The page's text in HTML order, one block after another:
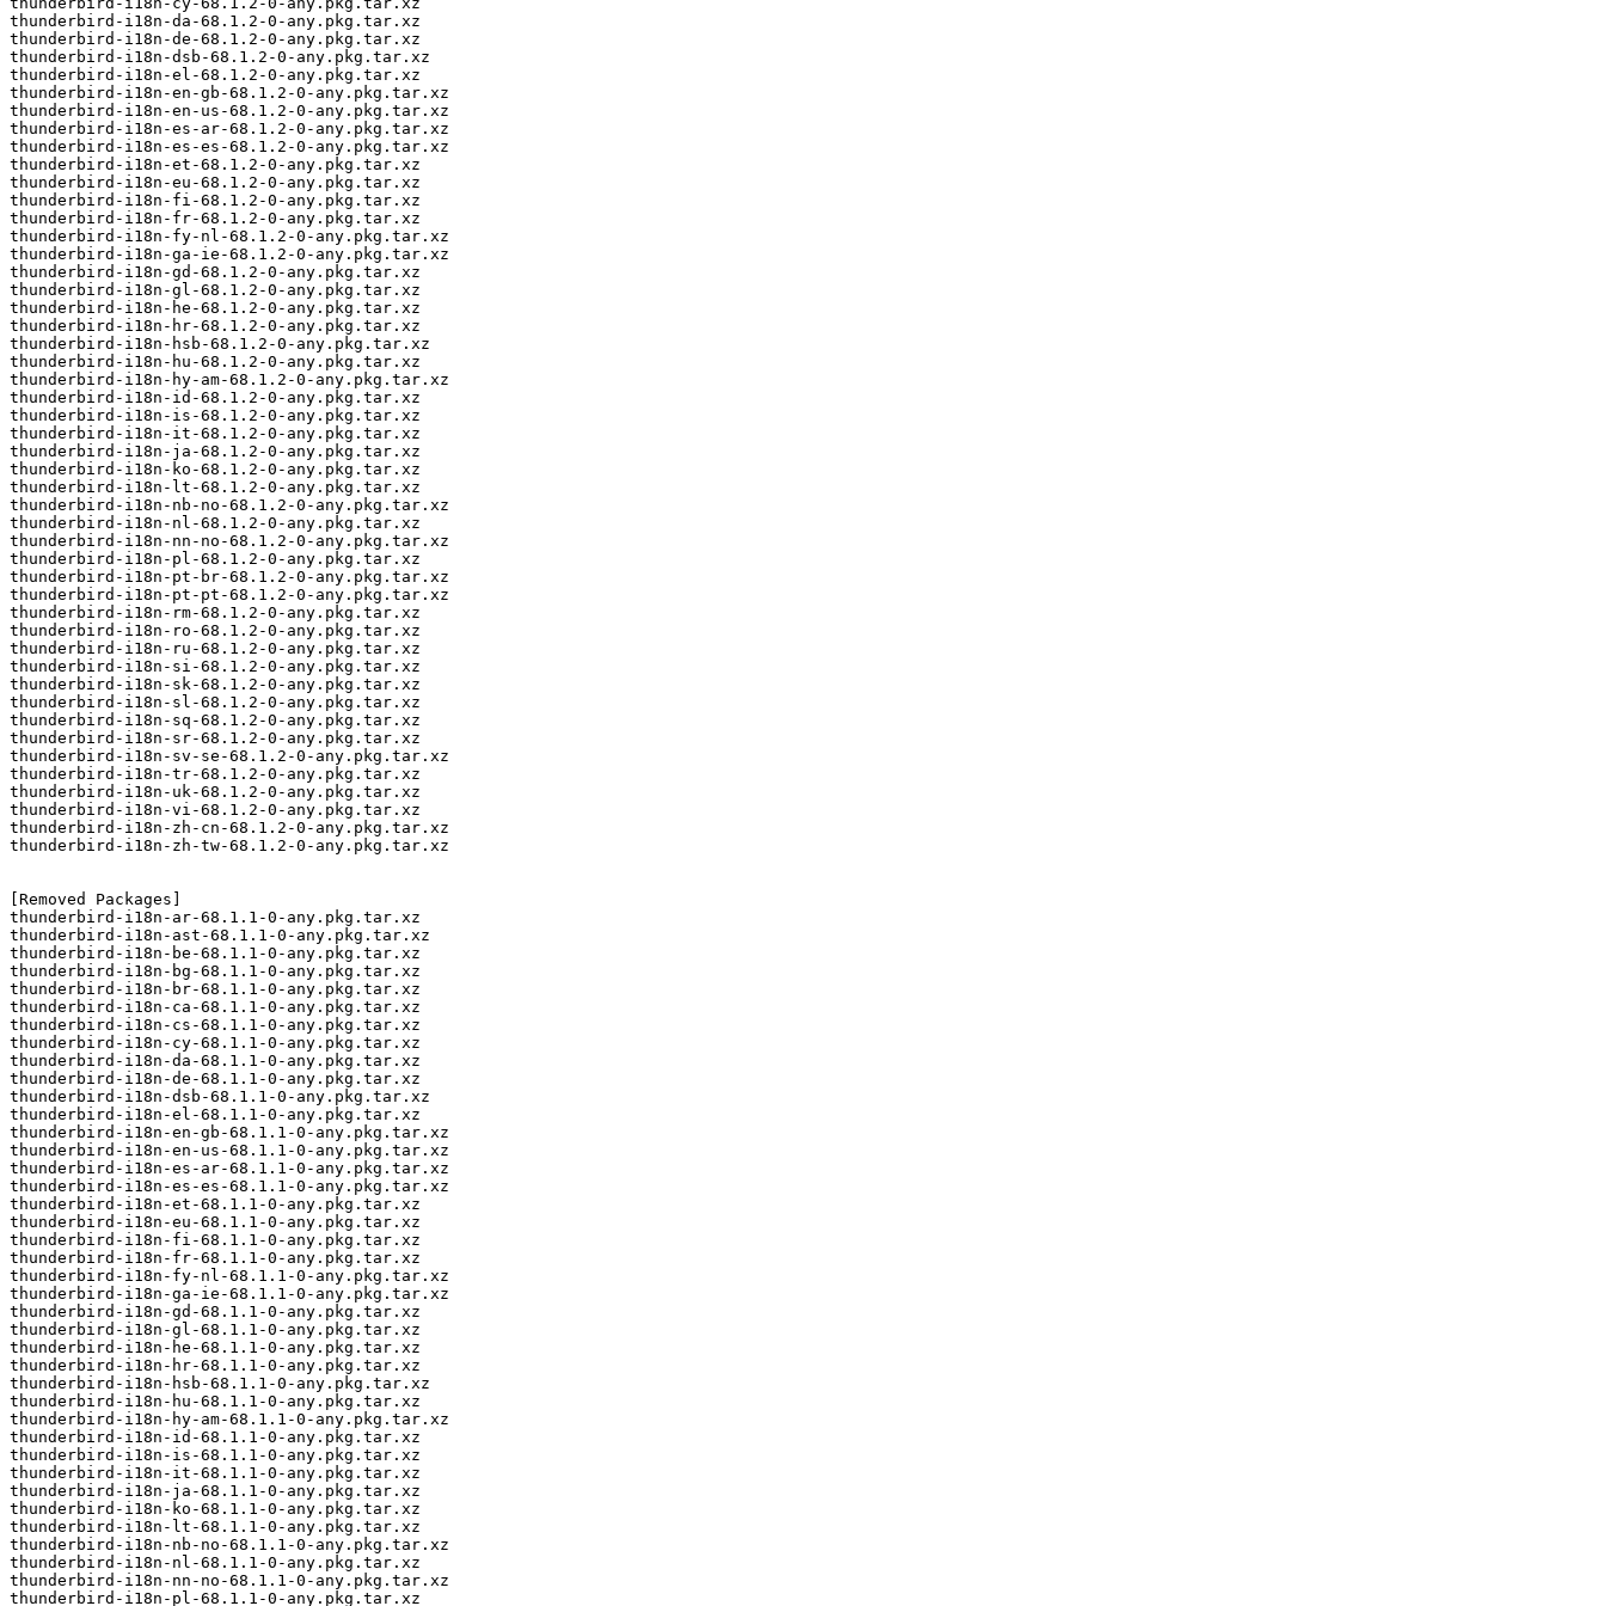
thunderbird-i18n-da-68.1.2-0-any.pkg.tar.xz
thunderbird-i18n-de-68.1.2-0-any.pkg.tar.xz
thunderbird-i18n-dsb-68.1.2-0-any.pkg.tar.xz
thunderbird-i18n-el-68.1.2-0-any.pkg.tar.xz
thunderbird-i18n-en-gb-68.1.2-0-any.pkg.tar.xz
thunderbird-i18n-en-us-68.1.2-0-any.pkg.tar.xz
thunderbird-i18n-es-ar-68.1.2-0-any.pkg.tar.xz
thunderbird-i18n-es-es-68.1.2-0-any.pkg.tar.xz
thunderbird-i18n-et-68.1.2-0-any.pkg.tar.xz
thunderbird-i18n-eu-68.1.2-0-any.pkg.tar.xz
thunderbird-i18n-fi-68.1.2-0-any.pkg.tar.xz
thunderbird-i18n-fr-68.1.2-0-any.pkg.tar.xz
thunderbird-i18n-fy-nl-68.1.2-0-any.pkg.tar.xz
thunderbird-i18n-ga-ie-68.1.2-0-any.pkg.tar.xz
thunderbird-i18n-gd-68.1.2-0-any.pkg.tar.xz
thunderbird-i18n-gl-68.1.2-0-any.pkg.tar.xz
thunderbird-i18n-he-68.1.2-0-any.pkg.tar.xz
thunderbird-i18n-hr-68.1.2-0-any.pkg.tar.xz
thunderbird-i18n-hsb-68.1.2-0-any.pkg.tar.xz
thunderbird-i18n-hu-68.1.2-0-any.pkg.tar.xz
thunderbird-i18n-hy-am-68.1.2-0-any.pkg.tar.xz
thunderbird-i18n-id-68.1.2-0-any.pkg.tar.xz
thunderbird-i18n-is-68.1.2-0-any.pkg.tar.xz
thunderbird-i18n-it-68.1.2-0-any.pkg.tar.xz
thunderbird-i18n-ja-68.1.2-0-any.pkg.tar.xz
thunderbird-i18n-ko-68.1.2-0-any.pkg.tar.xz
thunderbird-i18n-lt-68.1.2-0-any.pkg.tar.xz
thunderbird-i18n-nb-no-68.1.2-0-any.pkg.tar.xz
thunderbird-i18n-nl-68.1.2-0-any.pkg.tar.xz
thunderbird-i18n-nn-no-68.1.2-0-any.pkg.tar.xz
thunderbird-i18n-pl-68.1.2-0-any.pkg.tar.xz
thunderbird-i18n-pt-br-68.1.2-0-any.pkg.tar.xz
thunderbird-i18n-pt-pt-68.1.2-0-any.pkg.tar.xz
thunderbird-i18n-rm-68.1.2-0-any.pkg.tar.xz
thunderbird-i18n-ro-68.1.2-0-any.pkg.tar.xz
thunderbird-i18n-ru-68.1.2-0-any.pkg.tar.xz
thunderbird-i18n-si-68.1.2-0-any.pkg.tar.xz
thunderbird-i18n-sk-68.1.2-0-any.pkg.tar.xz
thunderbird-i18n-sl-68.1.2-0-any.pkg.tar.xz
thunderbird-i18n-sq-68.1.2-0-any.pkg.tar.xz
thunderbird-i18n-sr-68.1.2-0-any.pkg.tar.xz
thunderbird-i18n-sv-se-68.1.2-0-any.pkg.tar.xz
thunderbird-i18n-tr-68.1.2-0-any.pkg.tar.xz
thunderbird-i18n-uk-68.1.2-0-any.pkg.tar.xz
thunderbird-i18n-vi-68.1.2-0-any.pkg.tar.xz
thunderbird-i18n-zh-cn-68.1.2-0-any.pkg.tar.xz
thunderbird-i18n-zh-tw-68.1.2-0-any.pkg.tar.xz
[Removed Packages]
thunderbird-i18n-ar-68.1.1-0-any.pkg.tar.xz
thunderbird-i18n-ast-68.1.1-0-any.pkg.tar.xz
thunderbird-i18n-be-68.1.1-0-any.pkg.tar.xz
thunderbird-i18n-bg-68.1.1-0-any.pkg.tar.xz
thunderbird-i18n-br-68.1.1-0-any.pkg.tar.xz
thunderbird-i18n-ca-68.1.1-0-any.pkg.tar.xz
thunderbird-i18n-cs-68.1.1-0-any.pkg.tar.xz
thunderbird-i18n-cy-68.1.1-0-any.pkg.tar.xz
thunderbird-i18n-da-68.1.1-0-any.pkg.tar.xz
thunderbird-i18n-de-68.1.1-0-any.pkg.tar.xz
thunderbird-i18n-dsb-68.1.1-0-any.pkg.tar.xz
thunderbird-i18n-el-68.1.1-0-any.pkg.tar.xz
thunderbird-i18n-en-gb-68.1.1-0-any.pkg.tar.xz
thunderbird-i18n-en-us-68.1.1-0-any.pkg.tar.xz
thunderbird-i18n-es-ar-68.1.1-0-any.pkg.tar.xz
thunderbird-i18n-es-es-68.1.1-0-any.pkg.tar.xz
thunderbird-i18n-et-68.1.1-0-any.pkg.tar.xz
thunderbird-i18n-eu-68.1.1-0-any.pkg.tar.xz
thunderbird-i18n-fi-68.1.1-0-any.pkg.tar.xz
thunderbird-i18n-fr-68.1.1-0-any.pkg.tar.xz
thunderbird-i18n-fy-nl-68.1.1-0-any.pkg.tar.xz
thunderbird-i18n-ga-ie-68.1.1-0-any.pkg.tar.xz
thunderbird-i18n-gd-68.1.1-0-any.pkg.tar.xz
thunderbird-i18n-gl-68.1.1-0-any.pkg.tar.xz
thunderbird-i18n-he-68.1.1-0-any.pkg.tar.xz
thunderbird-i18n-hr-68.1.1-0-any.pkg.tar.xz
thunderbird-i18n-hsb-68.1.1-0-any.pkg.tar.xz
thunderbird-i18n-hu-68.1.1-0-any.pkg.tar.xz
thunderbird-i18n-hy-am-68.1.1-0-any.pkg.tar.xz
thunderbird-i18n-id-68.1.1-0-any.pkg.tar.xz
thunderbird-i18n-is-68.1.1-0-any.pkg.tar.xz
thunderbird-i18n-it-68.1.1-0-any.pkg.tar.xz
thunderbird-i18n-ja-68.1.1-0-any.pkg.tar.xz
thunderbird-i18n-ko-68.1.1-0-any.pkg.tar.xz
thunderbird-i18n-lt-68.1.1-0-any.pkg.tar.xz
thunderbird-i18n-nb-no-68.1.1-0-any.pkg.tar.xz
thunderbird-i18n-nl-68.1.1-0-any.pkg.tar.xz
thunderbird-i18n-nn-no-68.1.1-0-any.pkg.tar.xz
thunderbird-i18n-pl-68.1.1-0-any.pkg.tar.xz